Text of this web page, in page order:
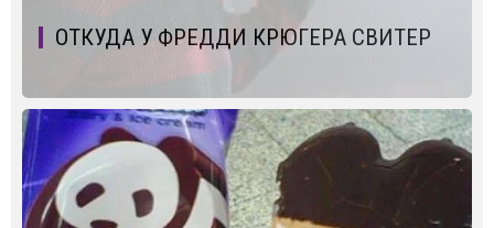
ОТКУДА У ФРЕДДИ КРЮГЕРА СВИТЕР